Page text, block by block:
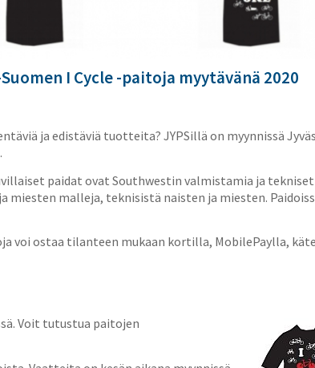
I Cycle -paitoja myytävänä 2020
ja edistäviä tuotteita? JYPSillä on myynnissä
paidat ovat Southwestin valmistamia ja tekniset
malleja, teknisistä naisten ja miesten.
voi ostaa tilanteen mukaan kortilla, MobilePaylla,
Voit tutustua paitojen